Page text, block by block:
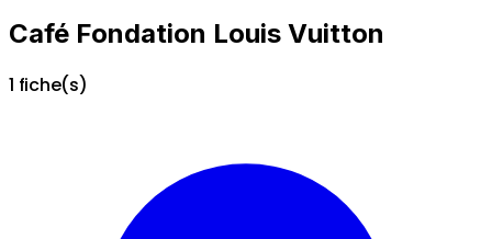
Café Fondation Louis Vuitton
1 fiche(s)